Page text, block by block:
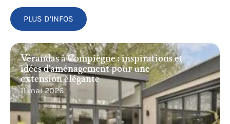
PLUS D’INFOS
Vérandas à Compiègne : inspirations et
idées d’aménagement pour une
extension élégante
11 mai 2026